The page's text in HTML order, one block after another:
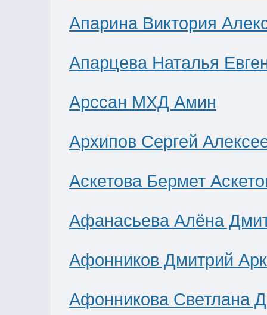
Апарина Виктория
Апарцева Наталья
Арссан МХД Амин
Архипов Сергей
Аскетова Бермет
Афанасьева Алёна
Афонников Дмитрий
Афонникова Светлана